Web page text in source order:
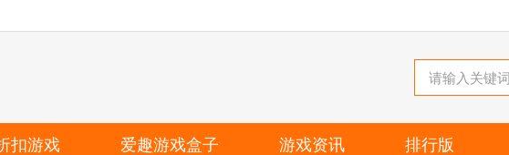
扣游戏 爱趣游戏盒子 游戏资讯 排行版